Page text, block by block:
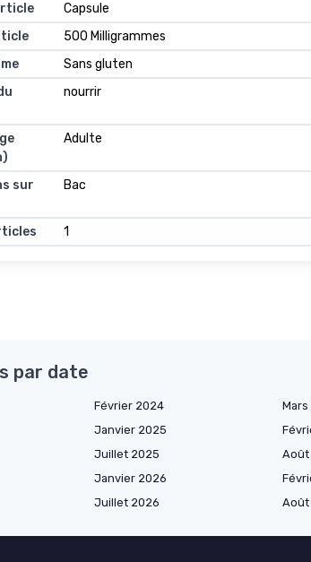
Capsule
500 Milligrammes
Sans gluten
nourrir
Adulte
sur
Bac
1
par date
Février 2024
Janvier 2025
Juillet 2025 Août
Janvier 2026
Juillet 2026 Août